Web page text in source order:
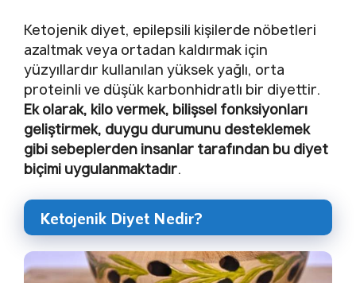
Ketojenik diyet, epilepsili kişilerde nöbetleri
azaltmak veya ortadan kaldırmak için
yüzyıllardır kullanılan yüksek yağlı, orta
proteinli ve düşük karbonhidratlı bir diyettir.
Ek olarak, kilo vermek, bilişsel fonksiyonları
geliştirmek, duygu durumunu desteklemek
gibi sebeplerden insanlar tarafından bu diyet
biçimi uygulanmaktadır.
Ketojenik Diyet Nedir?